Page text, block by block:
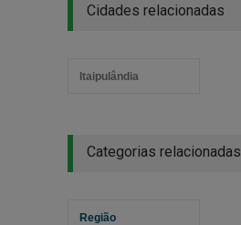
Cidades relacionadas
Itaipulândia
Categorias relacionadas
Região